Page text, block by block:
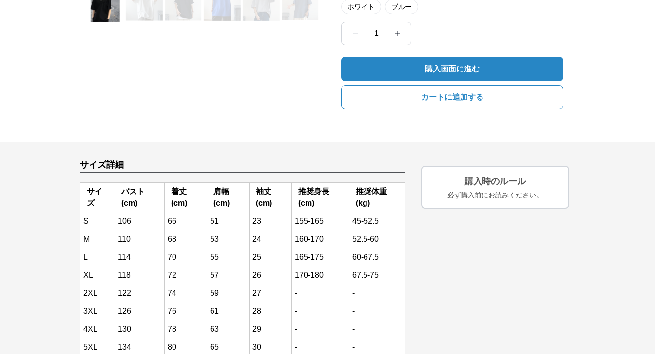
ホワイト ブルー
1
購入画面に進む
カートに追加する
サイズ詳細
サイ
ズ
バスト
(cm)
着丈
(cm)
肩幅
(cm)
袖丈
(cm)
推奨身長
(cm)
推奨体重
(kg)
S 106 66 51 23 155-165 45-52.5
M 110 68 53 24 160-170 52.5-60
L 114 70 55 25 165-175 60-67.5
XL 118 72 57 26 170-180 67.5-75
2XL 122 74 59 27 - -
3XL 126 76 61 28 - -
4XL 130 78 63 29 - -
5XL 134 80 65 30 - -
購入時のルール
必ず購入前にお読みください。